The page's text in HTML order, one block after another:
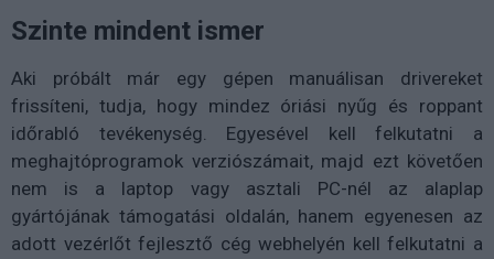
Szinte mindent ismer
Aki próbált már egy gépen manuálisan drivereket
frissíteni, tudja, hogy mindez óriási nyűg és roppant
időrabló tevékenység. Egyesével kell felkutatni a
meghajtóprogramok verziószámait, majd ezt követően
nem is a laptop vagy asztali PC-nél az alaplap
gyártójának támogatási oldalán, hanem egyenesen az
adott vezérlőt fejlesztő cég webhelyén kell felkutatni a